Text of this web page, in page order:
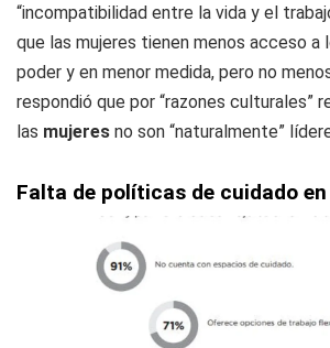
“incompatibilidad entre la vida y el
que las mujeres tienen menos acceso a
poder y en menor medida, pero no
respondió que por “razones culturales”
las mujeres no son “naturalmente”
Falta de políticas de cuidado